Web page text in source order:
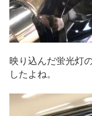
映り込んだ蛍光灯
したよね。